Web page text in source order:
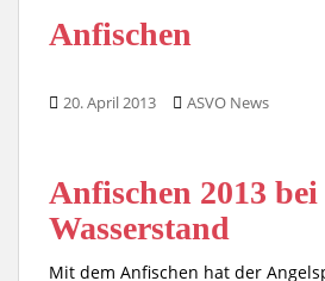
Anfischen
20. April 2013 ASVO News
Anfischen 2013
Wasserstand
Mit dem Anfischen hat der